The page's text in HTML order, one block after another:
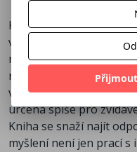
Kniha Čtyři směry
vlastně myslíme v
nám napoví, jak
rovněž hravá a neváhá
výčtem, návodem, ale
určena spíše pro
Kniha se snaží najít
myšlení není jen prací